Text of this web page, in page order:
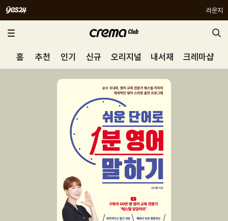
라운지
홈 추천 인기 신규 오리지널 내서재 크레마샵